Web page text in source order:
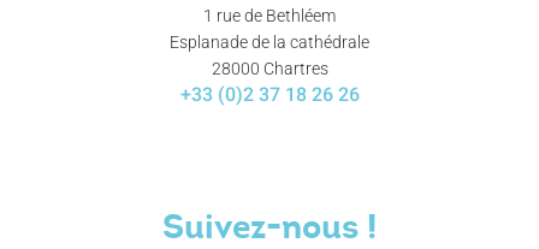
1 rue de Bethléem
Esplanade de la cathédrale
28000 Chartres
+33 (0)2 37 18 26 26
Suivez-nous !